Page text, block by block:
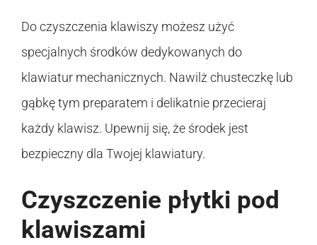
Do czyszczenia klawiszy możesz użyć
specjalnych środków dedykowanych do
klawiatur mechanicznych. Nawilż chusteczkę lub
gąbkę tym preparatem i delikatnie przecieraj
każdy klawisz. Upewnij się, że środek jest
bezpieczny dla Twojej klawiatury.
Czyszczenie płytki pod
klawiszami